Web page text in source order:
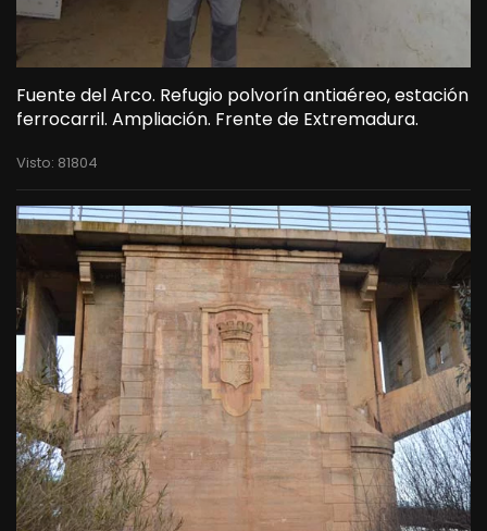
Fuente del Arco. Refugio polvorín antiaéreo, estación
ferrocarril. Ampliación. Frente de Extremadura.
Visto: 81804